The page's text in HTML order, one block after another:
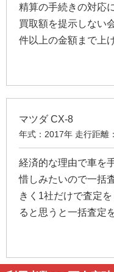
精算の手続きの対応
買取額を提示しない
件以上の金額まで上
マツダ CX-8
年式：2017年 走行距離
経済的な理由で車を
惜しみたいので一括
きく1社だけで査定
ると思うと一括査定